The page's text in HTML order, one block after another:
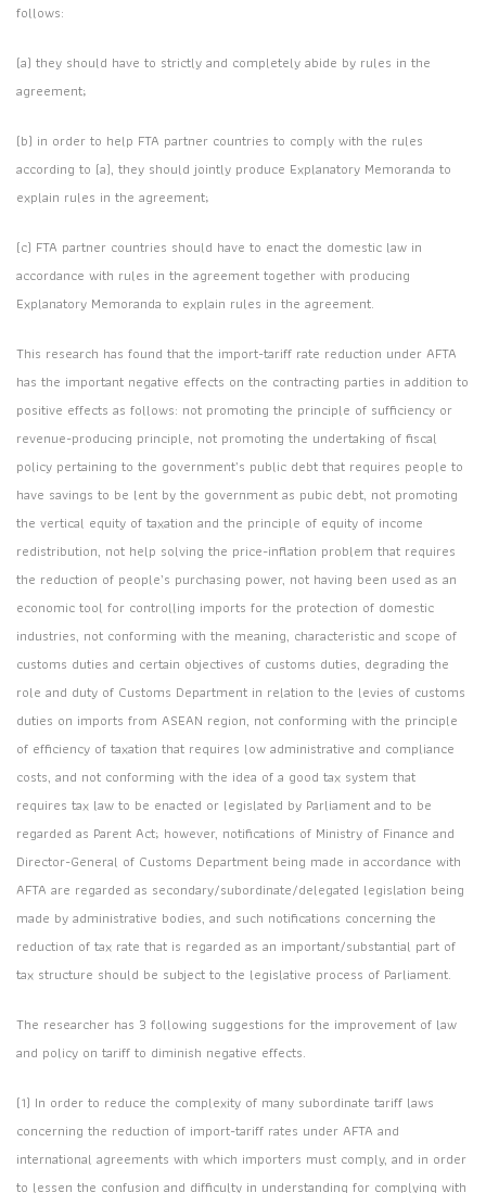
follows:
(a) they should have to strictly and completely abide by rules in the
agreement;
(b) in order to help FTA partner countries to comply with the rules
according to (a), they should jointly produce Explanatory Memoranda to
explain rules in the agreement;
(c) FTA partner countries should have to enact the domestic law in
accordance with rules in the agreement together with producing
Explanatory Memoranda to explain rules in the agreement.
This research has found that the import-tariff rate reduction under AFTA
has the important negative effects on the contracting parties in addition to
positive effects as follows: not promoting the principle of sufficiency or
revenue-producing principle, not promoting the undertaking of fiscal
policy pertaining to the government’s public debt that requires people to
have savings to be lent by the government as pubic debt, not promoting
the vertical equity of taxation and the principle of equity of income
redistribution, not help solving the price-inflation problem that requires
the reduction of people’s purchasing power, not having been used as an
economic tool for controlling imports for the protection of domestic
industries, not conforming with the meaning, characteristic and scope of
customs duties and certain objectives of customs duties, degrading the
role and duty of Customs Department in relation to the levies of customs
duties on imports from ASEAN region, not conforming with the principle
of efficiency of taxation that requires low administrative and compliance
costs, and not conforming with the idea of a good tax system that
requires tax law to be enacted or legislated by Parliament and to be
regarded as Parent Act; however, notifications of Ministry of Finance and
Director-General of Customs Department being made in accordance with
AFTA are regarded as secondary/subordinate/delegated legislation being
made by administrative bodies, and such notifications concerning the
reduction of tax rate that is regarded as an important/substantial part of
tax structure should be subject to the legislative process of Parliament.
The researcher has 3 following suggestions for the improvement of law
and policy on tariff to diminish negative effects.
(1) In order to reduce the complexity of many subordinate tariff laws
concerning the reduction of import-tariff rates under AFTA and
international agreements with which importers must comply, and in order
to lessen the confusion and difficulty in understanding for complying with